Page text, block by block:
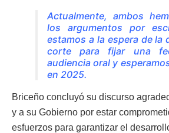
Actualmente, ambos
los argumentos por
estamos a la espera de la
corte para fijar una
audiencia oral y
en 2025.
Briceño concluyó su discurso
y a su Gobierno por estar
esfuerzos para garantizar el